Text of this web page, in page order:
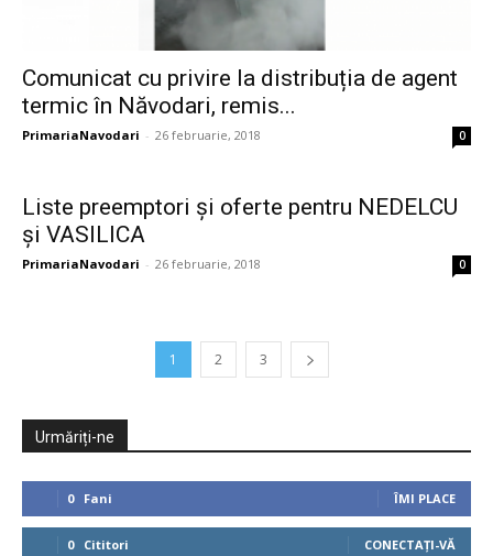
Comunicat cu privire la distribuția de agent
termic în Năvodari, remis...
PrimariaNavodari - 26 februarie, 2018 0
Liste preemptori și oferte pentru NEDELCU
și VASILICA
PrimariaNavodari - 26 februarie, 2018 0
1 2 3
Urmăriți-ne
0 Fani ÎMI PLACE
0 Cititori CONECTAȚI-VĂ